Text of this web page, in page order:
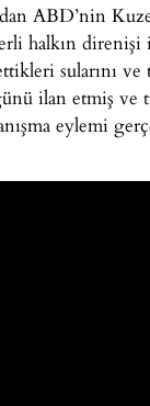
ABD’nin
halkın
sularını ve
ilan etmiş ve
eylemi